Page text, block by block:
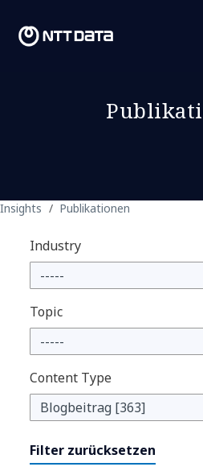
Insights Publikationen
Industry
Topic
Content Type
Filter zurücksetzen